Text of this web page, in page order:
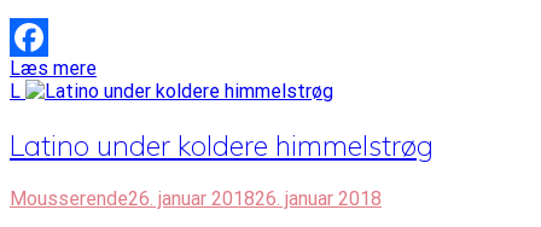
Facebook
Læs mere
L
Latino under koldere himmelstrøg
Mousserende26. januar 201826. januar 2018